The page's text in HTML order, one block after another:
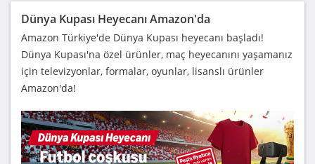
Dünya Kupası Heyecanı Amazon'da
Amazon Türkiye'de Dünya Kupası heyecanı başladı!
Dünya Kupası'na özel ürünler, maç heyecanını yaşamanız
için televizyonlar, formalar, oyunlar, lisanslı ürünler
Amazon'da!